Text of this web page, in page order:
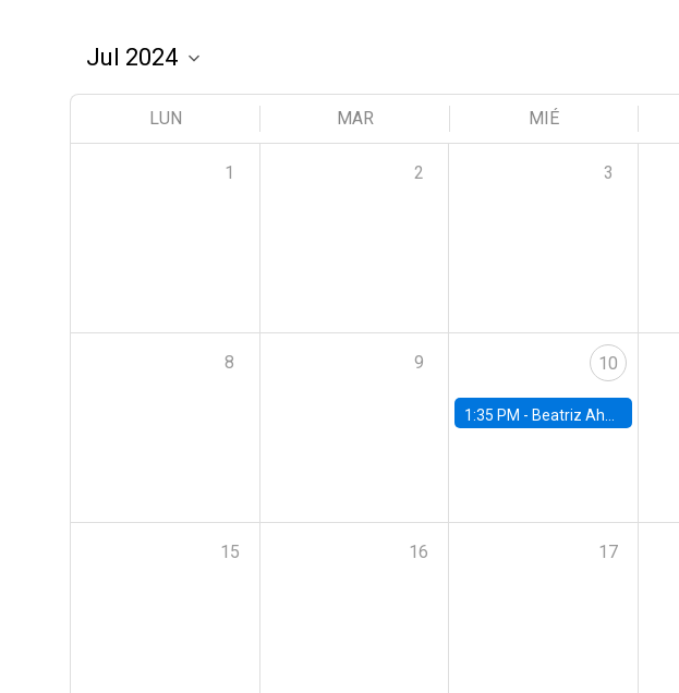
LUN MAR MIÉ
1 2 3
8 9 10
1:35 PM - Beatriz Ahumada, PhD candidate, Universidad de Pittsburgh
15 16 17